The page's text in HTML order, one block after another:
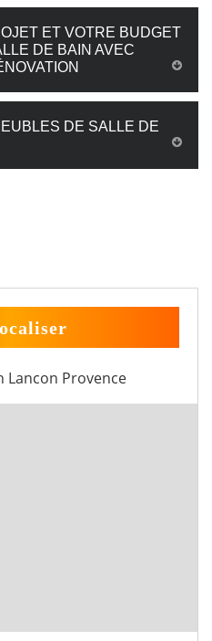
ET VOTRE BUDGET
DE BAIN AVEC
DE SALLE DE
Lancon Provence